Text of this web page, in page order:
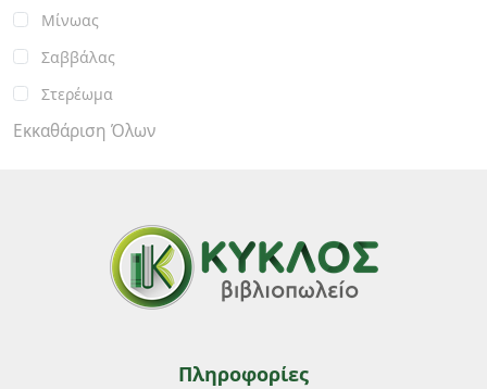
Μίνωας
Σαββάλας
Στερέωμα
Εκκαθάριση Όλων
Πληροφορίες